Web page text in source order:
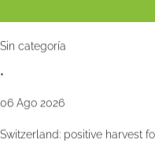
Sin categoría
•
06 Ago 2026
Switzerland: positive harvest